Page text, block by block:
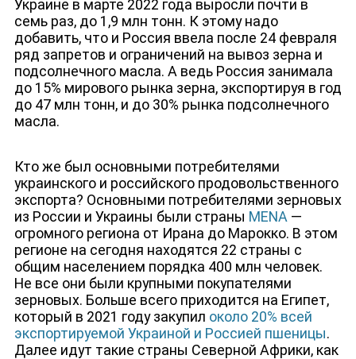
Украине в марте 2022 года выросли почти в
семь раз, до 1,9 млн тонн. К этому надо
добавить, что и Россия ввела после 24 февраля
ряд запретов и ограничений на вывоз зерна и
подсолнечного масла. А ведь Россия занимала
до 15% мирового рынка зерна, экспортируя в год
до 47 млн тонн, и до 30% рынка подсолнечного
масла.
Кто же был основными потребителями
украинского и российского продовольственного
экспорта? Основными потребителями зерновых
из России и Украины были страны MENA —
огромного региона от Ирана до Марокко. В этом
регионе на сегодня находятся 22 страны с
общим населением порядка 400 млн человек.
Не все они были крупными покупателями
зерновых. Больше всего приходится на Египет,
который в 2021 году закупил около 20% всей
экспортируемой Украиной и Россией пшеницы.
Далее идут такие страны Северной Африки, как